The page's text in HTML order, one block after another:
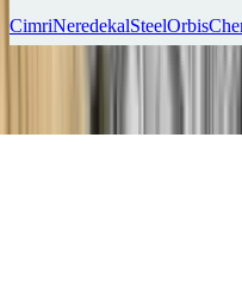
CimriNeredekalSteelOrbis